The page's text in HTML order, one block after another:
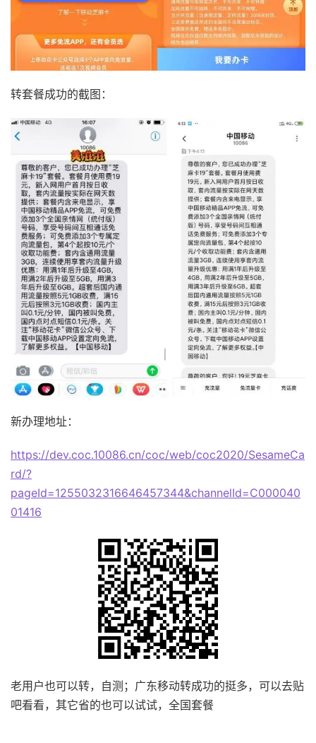
转套餐成功的截图：
新办理地址：
https://dev.coc.10086.cn/coc/web/coc2020/SesameCa
rd/?
pageId=1255032316646457344&channelId=C000040
01416
老用户也可以转，自测；广东移动转成功的挺多，可以去贴
吧看看，其它省的也可以试试，全国套餐